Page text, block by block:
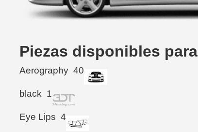
Piezas disponibles
Aerography 40
black 1
Eye Lips 4